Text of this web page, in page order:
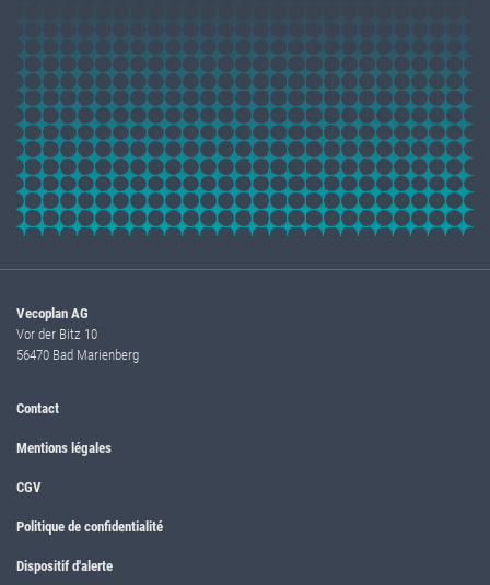
Vecoplan AG
Vor der Bitz 10
56470 Bad Marienberg
Contact
Mentions légales
CGV
Politique de confidentialité
Dispositif d'alerte